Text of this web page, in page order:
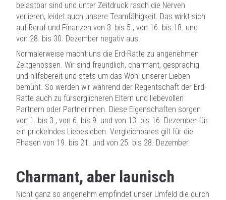
belastbar sind und unter Zeitdruck rasch die Nerven
verlieren, leidet auch unsere Teamfähigkeit. Das wirkt sich
auf Beruf und Finanzen von 3. bis 5., von 16. bis 18. und
von 28. bis 30. Dezember negativ aus.
Normalerweise macht uns die Erd-Ratte zu angenehmen
Zeitgenossen. Wir sind freundlich, charmant, gesprächig
und hilfsbereit und stets um das Wohl unserer Lieben
bemüht. So werden wir während der Regentschaft der Erd-
Ratte auch zu fürsorglicheren Eltern und liebevollen
Partnern oder Partnerinnen. Diese Eigenschaften sorgen
von 1. bis 3., von 6. bis 9. und von 13. bis 16. Dezember für
ein prickelndes Liebesleben. Vergleichbares gilt für die
Phasen von 19. bis 21. und von 25. bis 28. Dezember.
Charmant, aber launisch
Nicht ganz so angenehm empfindet unser Umfeld die durch